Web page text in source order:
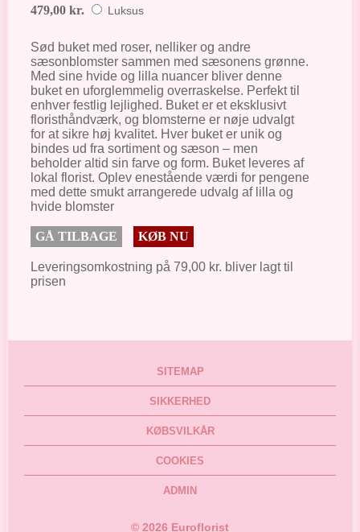
479,00 kr. Luksus
Sød buket med roser, nelliker og andre
sæsonblomster sammen med sæsonens grønne.
Med sine hvide og lilla nuancer bliver denne
buket en uforglemmelig overraskelse. Perfekt til
enhver festlig lejlighed. Buket er et eksklusivt
floristhåndværk, og blomsterne er nøje udvalgt
for at sikre høj kvalitet. Hver buket er unik og
bindes ud fra sortiment og sæson – men
beholder altid sin farve og form. Buket leveres af
lokal florist. Oplev enestående værdi for pengene
med dette smukt arrangerede udvalg af lilla og
hvide blomster
GÅ TILBAGE KØB NU
Leveringsomkostning på 79,00 kr. bliver lagt til
prisen
© 2026 Euroflorist
SITEMAP
SIKKERHED
KØBSVILKÅR
COOKIES
ADMIN